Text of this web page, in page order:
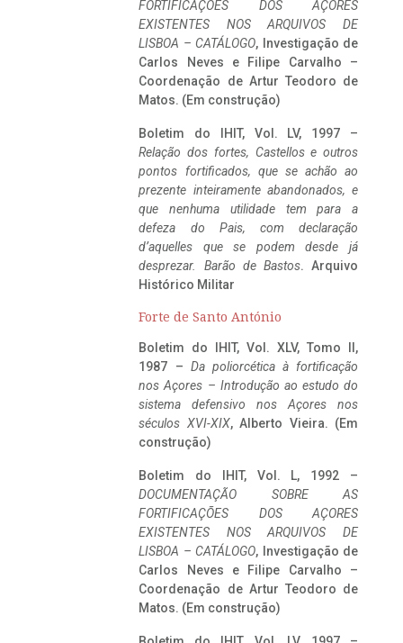
FORTIFICAÇÕES DOS AÇORES
EXISTENTES NOS ARQUIVOS DE
LISBOA – CATÁLOGO, Investigação de
Carlos Neves e Filipe Carvalho –
Coordenação de Artur Teodoro de
Matos. (Em construção)
Boletim do IHIT, Vol. LV, 1997 –
Relação dos fortes, Castellos e outros
pontos fortificados, que se achão ao
prezente inteiramente abandonados, e
que nenhuma utilidade tem para a
defeza do Pais, com declaração
d’aquelles que se podem desde já
desprezar. Barão de Bastos. Arquivo
Histórico Militar
Forte de Santo António
Boletim do IHIT, Vol. XLV, Tomo II,
1987 – Da poliorcética à fortificação
nos Açores – Introdução ao estudo do
sistema defensivo nos Açores nos
séculos XVI-XIX, Alberto Vieira. (Em
construção)
Boletim do IHIT, Vol. L, 1992 –
DOCUMENTAÇÃO SOBRE AS
FORTIFICAÇÕES DOS AÇORES
EXISTENTES NOS ARQUIVOS DE
LISBOA – CATÁLOGO, Investigação de
Carlos Neves e Filipe Carvalho –
Coordenação de Artur Teodoro de
Matos. (Em construção)